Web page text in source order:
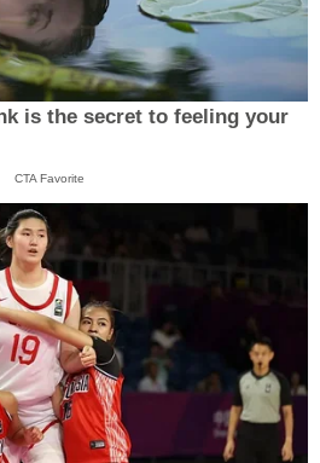
is the secret to feeling your
CTA Favorite